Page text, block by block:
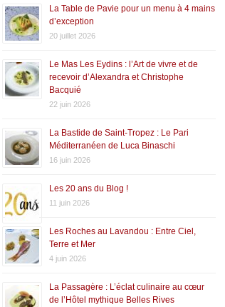
La Table de Pavie pour un menu à 4 mains
d’exception
20 juillet 2026
Le Mas Les Eydins : l’Art de vivre et de
recevoir d’Alexandra et Christophe
Bacquié
22 juin 2026
La Bastide de Saint-Tropez : Le Pari
Méditerranéen de Luca Binaschi
16 juin 2026
Les 20 ans du Blog !
11 juin 2026
Les Roches au Lavandou : Entre Ciel,
Terre et Mer
4 juin 2026
La Passagère : L’éclat culinaire au cœur
de l’Hôtel mythique Belles Rives